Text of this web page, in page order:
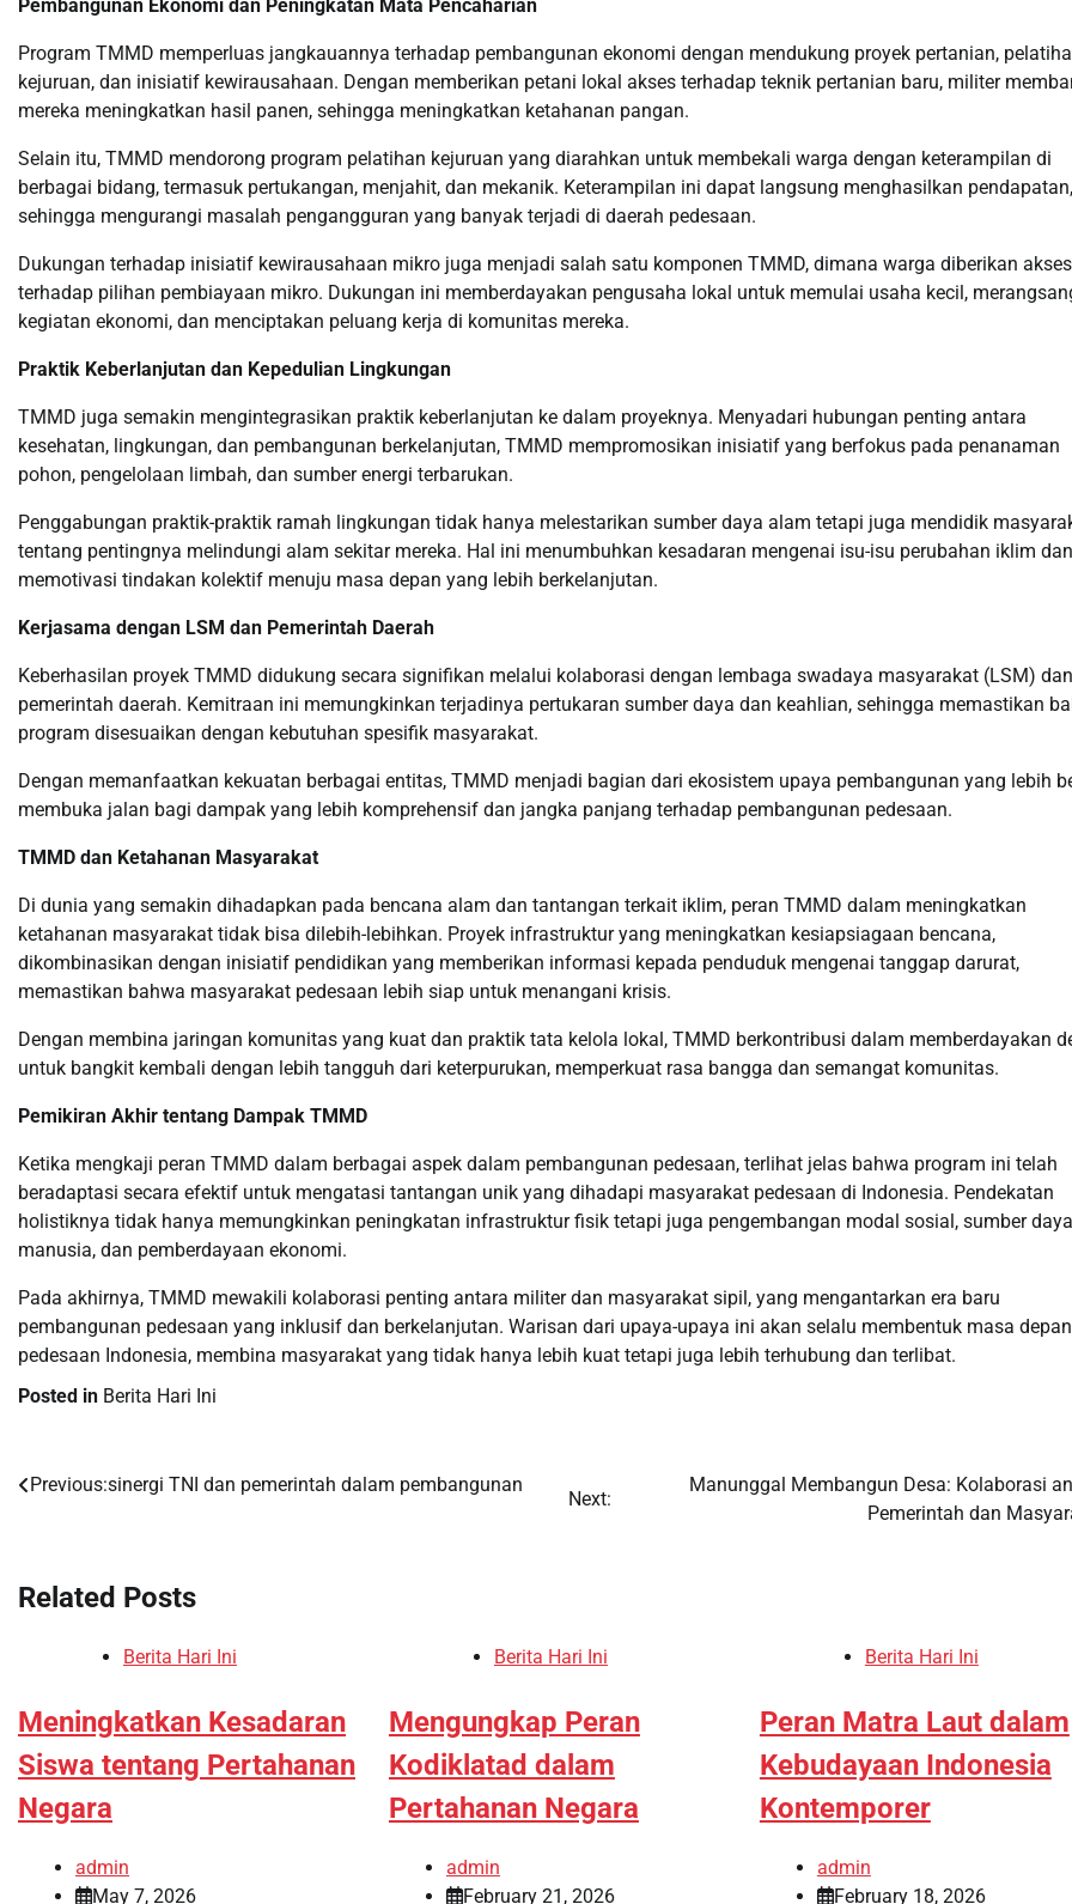
Pembangunan Ekonomi dan Peningkatan Mata Pencaharian
Program TMMD memperluas jangkauannya terhadap pembangunan ekonomi dengan mendukung proyek pertanian,
kejuruan, dan inisiatif kewirausahaan. Dengan memberikan petani lokal akses terhadap teknik pertanian baru, militer
mereka meningkatkan hasil panen, sehingga meningkatkan ketahanan pangan.
Selain itu, TMMD mendorong program pelatihan kejuruan yang diarahkan untuk membekali warga dengan keterampilan di
berbagai bidang, termasuk pertukangan, menjahit, dan mekanik. Keterampilan ini dapat langsung menghasilkan pendapatan,
sehingga mengurangi masalah pengangguran yang banyak terjadi di daerah pedesaan.
Dukungan terhadap inisiatif kewirausahaan mikro juga menjadi salah satu komponen TMMD, dimana warga diberikan akses
terhadap pilihan pembiayaan mikro. Dukungan ini memberdayakan pengusaha lokal untuk memulai usaha kecil,
kegiatan ekonomi, dan menciptakan peluang kerja di komunitas mereka.
Praktik Keberlanjutan dan Kepedulian Lingkungan
TMMD juga semakin mengintegrasikan praktik keberlanjutan ke dalam proyeknya. Menyadari hubungan penting antara
kesehatan, lingkungan, dan pembangunan berkelanjutan, TMMD mempromosikan inisiatif yang berfokus pada penanaman
pohon, pengelolaan limbah, dan sumber energi terbarukan.
Penggabungan praktik-praktik ramah lingkungan tidak hanya melestarikan sumber daya alam tetapi juga mendidik
tentang pentingnya melindungi alam sekitar mereka. Hal ini menumbuhkan kesadaran mengenai isu-isu perubahan iklim dan
memotivasi tindakan kolektif menuju masa depan yang lebih berkelanjutan.
Kerjasama dengan LSM dan Pemerintah Daerah
Keberhasilan proyek TMMD didukung secara signifikan melalui kolaborasi dengan lembaga swadaya masyarakat (LSM)
pemerintah daerah. Kemitraan ini memungkinkan terjadinya pertukaran sumber daya dan keahlian, sehingga memastikan
program disesuaikan dengan kebutuhan spesifik masyarakat.
Dengan memanfaatkan kekuatan berbagai entitas, TMMD menjadi bagian dari ekosistem upaya pembangunan yang lebih
membuka jalan bagi dampak yang lebih komprehensif dan jangka panjang terhadap pembangunan pedesaan.
TMMD dan Ketahanan Masyarakat
Di dunia yang semakin dihadapkan pada bencana alam dan tantangan terkait iklim, peran TMMD dalam meningkatkan
ketahanan masyarakat tidak bisa dilebih-lebihkan. Proyek infrastruktur yang meningkatkan kesiapsiagaan bencana,
dikombinasikan dengan inisiatif pendidikan yang memberikan informasi kepada penduduk mengenai tanggap darurat,
memastikan bahwa masyarakat pedesaan lebih siap untuk menangani krisis.
Dengan membina jaringan komunitas yang kuat dan praktik tata kelola lokal, TMMD berkontribusi dalam memberdayakan
untuk bangkit kembali dengan lebih tangguh dari keterpurukan, memperkuat rasa bangga dan semangat komunitas.
Pemikiran Akhir tentang Dampak TMMD
Ketika mengkaji peran TMMD dalam berbagai aspek dalam pembangunan pedesaan, terlihat jelas bahwa program ini telah
beradaptasi secara efektif untuk mengatasi tantangan unik yang dihadapi masyarakat pedesaan di Indonesia. Pendekatan
holistiknya tidak hanya memungkinkan peningkatan infrastruktur fisik tetapi juga pengembangan modal sosial, sumber daya
manusia, dan pemberdayaan ekonomi.
Pada akhirnya, TMMD mewakili kolaborasi penting antara militer dan masyarakat sipil, yang mengantarkan era baru
pembangunan pedesaan yang inklusif dan berkelanjutan. Warisan dari upaya-upaya ini akan selalu membentuk masa depan
pedesaan Indonesia, membina masyarakat yang tidak hanya lebih kuat tetapi juga lebih terhubung dan terlibat.
Posted in Berita Hari Ini
Post
Previous:sinergi TNI dan pemerintah dalam pembangunan
Next:
Manunggal Membangun Desa: Kolaborasi
Pemerintah dan
Related Posts
Berita Hari Ini
Meningkatkan Kesadaran
Siswa tentang Pertahanan
Negara
admin
May 7, 2026
Berita Hari Ini
Mengungkap Peran
Kodiklatad dalam
Pertahanan Negara
admin
February 21, 2026
Berita Hari Ini
Peran Matra Laut dalam
Kebudayaan Indonesia
Kontemporer
admin
February 18, 2026